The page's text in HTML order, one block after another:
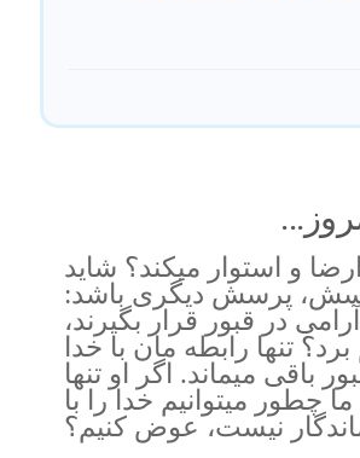
و استوار ميكند؟ شايد
پرسش ديگرى باشد:
در قبور قرار بگيرند،
تنها رابطه مان با خدا
باقى ميماند. اگر او تنها
ميتوانيم خدا را با
نيست، عوض كنيم؟